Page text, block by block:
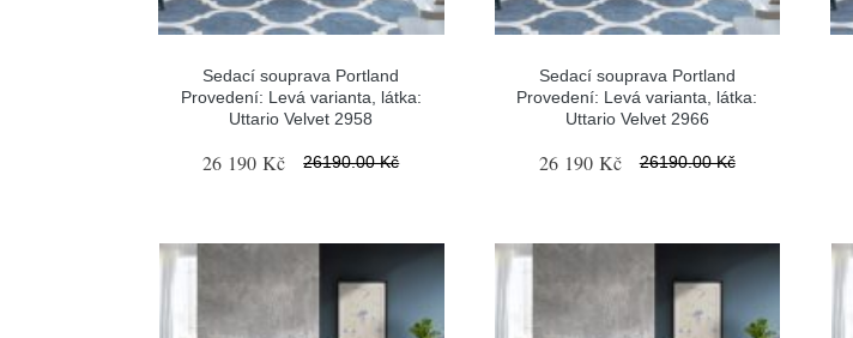
Sedací souprava Portland
Provedení: Levá varianta, látka:
Uttario Velvet 2958
26 190 Kč 26190.00 Kč
Sedací souprava Portland
Provedení: Levá varianta, látka:
Uttario Velvet 2966
26 190 Kč 26190.00 Kč